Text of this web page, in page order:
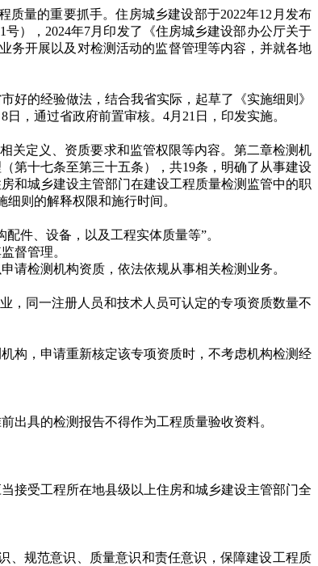
量的重要抓手。住房城乡建设部于2022年12月发布
），2024年7月印发了《住房城乡建设部办公厅关于
务开展以及对检测活动的监督管理等内容，并就各地
的经验做法，结合我省实际，起草了《实施细则》
，通过省政府前置审核。4月21日，印发实施。
定义、资质要求和监管权限等内容。第二章检测机
第十七条至第三十五条），共19条，明确了从事建设
和城乡建设主管部门在建设工程质量检测监管中的职
则的解释权限和施行时间。
件、设备，以及工程实体质量等”。
督管理。
检测机构资质，依法依规从事相关检测业务。
同一注册人员和技术人员可认定的专项资质数量不
，申请重新核定该专项资质时，不考虑机构检测经
具的检测报告不得作为工程质量验收资料。
受工程所在地县级以上住房和城乡建设主管部门全
规范意识、质量意识和责任意识，保障建设工程质